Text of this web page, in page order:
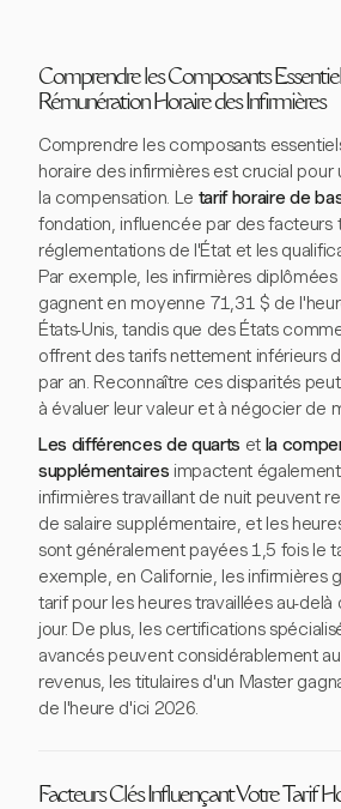
Comprendre les Composants
Rémunération Horaire des Infirmières
Comprendre les composants
horaire des infirmières est crucial pour
la compensation. Le tarif horaire de
fondation, influencée par des facteurs
réglementations de l'État et les
Par exemple, les infirmières diplômées
gagnent en moyenne 71,31 $ de
États-Unis, tandis que des États
offrent des tarifs nettement inférieurs
par an. Reconnaître ces disparités
à évaluer leur valeur et à négocier de
Les différences de quarts et la
supplémentaires impactent
infirmières travaillant de nuit peuvent
de salaire supplémentaire, et les
sont généralement payées 1,5 fois le
exemple, en Californie, les infirmières
tarif pour les heures travaillées au-
jour. De plus, les certifications
avancés peuvent considérablement
revenus, les titulaires d'un Master
de l'heure d'ici 2026.
Facteurs Clés Influençant Votre Tarif